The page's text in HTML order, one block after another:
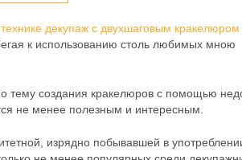
декупаж с двухшаговым кракелюром
к использованию столь любимых мною
тему создания кракелюров с помощью
не менее полезным и интересным.
изрядно побывавшей в